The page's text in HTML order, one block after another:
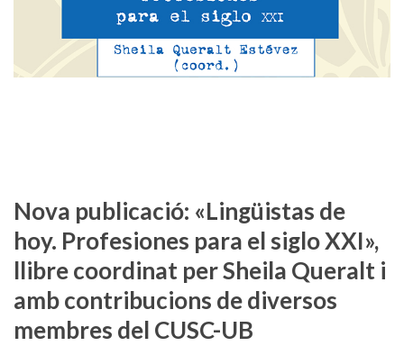
Nova publicació: «Lingüistas de
hoy. Profesiones para el siglo XXI»,
llibre coordinat per Sheila Queralt i
amb contribucions de diversos
membres del CUSC-UB